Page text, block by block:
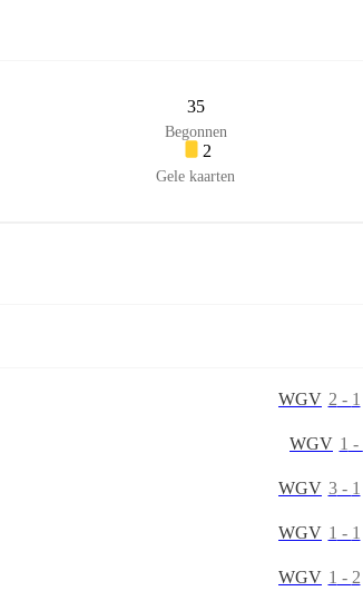
35
Begonnen
2
Gele kaarten
WGV 2 - 1
WGV 1 -
WGV 3- 1
WGV 1 - 1
WGV 1 - 2